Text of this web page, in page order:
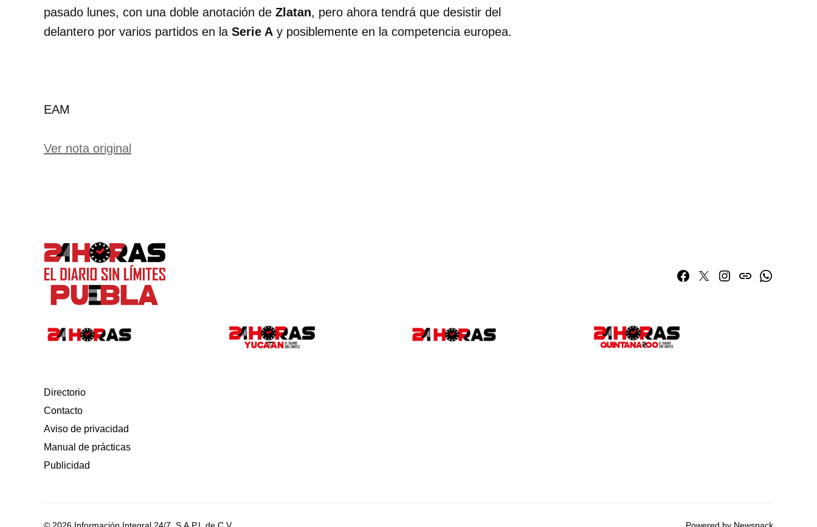
pasado lunes, con una doble anotación de Zlatan, pero ahora tendrá que desistir del
delantero por varios partidos en la Serie A y posiblemente en la competencia europea.
EAM
Ver nota original
Facebook
TwitterInstagram
issuuWhatsapp
Directorio
Contacto
Aviso de privacidad
Manual de prácticas
Publicidad